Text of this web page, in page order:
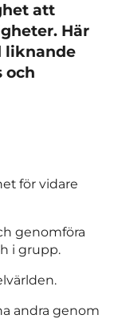
att
Här
liknande
och
för vidare
genomföra
i grupp.
andra genom